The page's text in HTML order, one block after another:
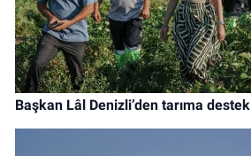
Başkan Lâl Denizli’den tarıma destek